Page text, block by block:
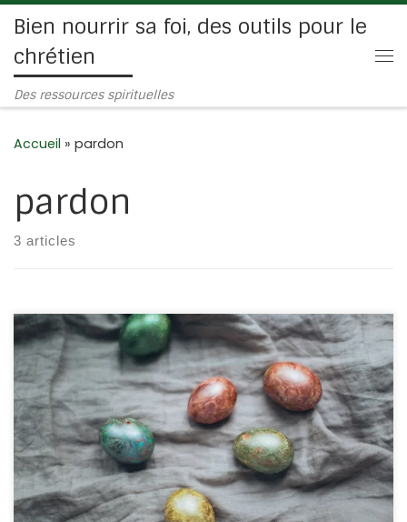
Passer au contenu
Bien nourrir sa foi, des outils pour le
chrétien
Des ressources spirituelles
Accueil » pardon
pardon
3 articles
Comme chaque année, cet évènement fait l’objet de
la joie des enfants cherchant dans les jardins et parcs
les nombreux trésors en chocolat cachés par les plus
grands… Mais en réfléchissant, que symbolise Pâque ?
Le savez-vous […]